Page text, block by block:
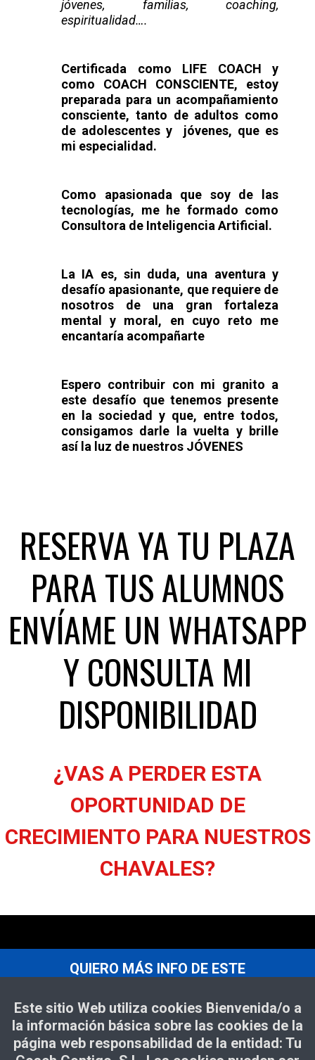
jóvenes, familias, coaching,
espiritualidad….
Certificada como LIFE COACH y
como COACH CONSCIENTE, estoy
preparada para un acompañamiento
consciente, tanto de adultos como
de adolescentes y jóvenes, que es
mi especialidad.
Como apasionada que soy de las
tecnologías, me he formado como
Consultora de Inteligencia Artificial.
La IA es, sin duda, una aventura y
desafío apasionante, que requiere de
nosotros de una gran fortaleza
mental y moral, en cuyo reto me
encantaría acompañarte
Espero contribuir con mi granito a
este desafío que tenemos presente
en la sociedad y que, entre todos,
consigamos darle la vuelta y brille
así la luz de nuestros JÓVENES
RESERVA YA TU PLAZA
PARA TUS ALUMNOS
ENVÍAME UN WHATSAPP
Y CONSULTA MI
DISPONIBILIDAD
¿VAS A PERDER ESTA
OPORTUNIDAD DE
CRECIMIENTO PARA NUESTROS
CHAVALES?
QUIERO MÁS INFO DE ESTE
Este sitio Web utiliza cookies Bienvenida/o a
la información básica sobre las cookies de la
página web responsabilidad de la entidad: Tu